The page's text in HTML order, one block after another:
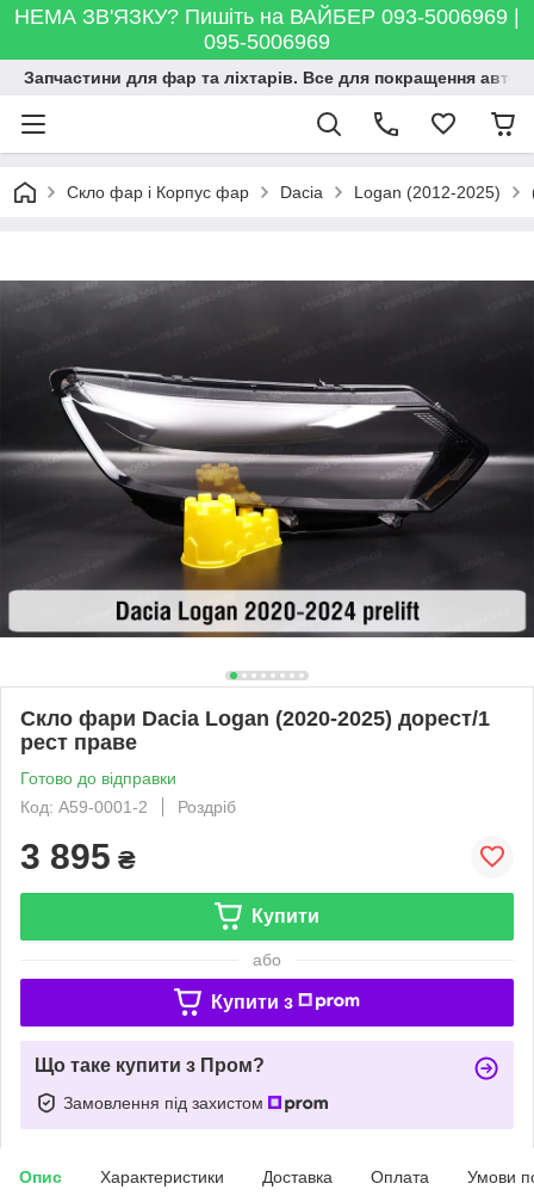
НЕМА ЗВ'ЯЗКУ? Пишіть на ВАЙБЕР 093-5006969 |
095-5006969
Запчастини для фар та ліхтарів. Все для покращення
Скло фар і Корпус фар Dacia Logan (2012-2025)
Скло фари Dacia Logan (2020-2025) дорест/1
рест праве
Готово до відправки
Код: A59-0001-2
Роздріб
3 895 ₴
Купити
або
Купити з
Що таке купити з Пром?
Замовлення під захистом
Опис Характеристики Доставка Оплата Умови